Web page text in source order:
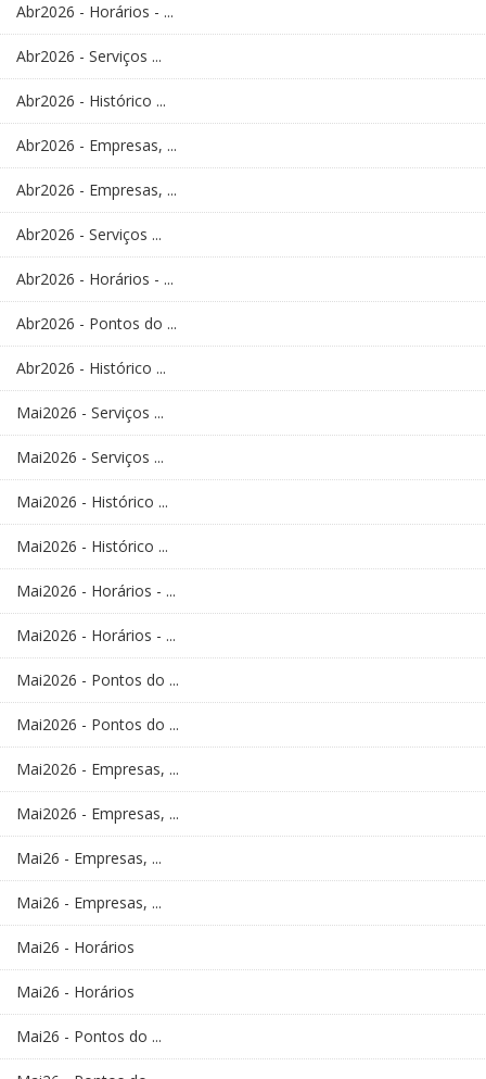
Abr2026 - Horários - ...
Abr2026 - Serviços ...
Abr2026 - Histórico ...
Abr2026 - Empresas, ...
Abr2026 - Empresas, ...
Abr2026 - Serviços ...
Abr2026 - Horários - ...
Abr2026 - Pontos do ...
Abr2026 - Histórico ...
Mai2026 - Serviços ...
Mai2026 - Serviços ...
Mai2026 - Histórico ...
Mai2026 - Histórico ...
Mai2026 - Horários - ...
Mai2026 - Horários - ...
Mai2026 - Pontos do ...
Mai2026 - Pontos do ...
Mai2026 - Empresas, ...
Mai2026 - Empresas, ...
Mai26 - Empresas, ...
Mai26 - Empresas, ...
Mai26 - Horários
Mai26 - Horários
Mai26 - Pontos do ...